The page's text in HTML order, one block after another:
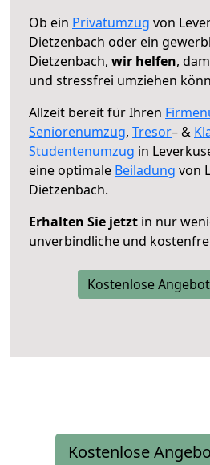
Ob ein Privatumzug von
Dietzenbach oder ein
Dietzenbach, wir helfen,
und stressfrei umziehen
Allzeit bereit für Ihren
Seniorenumzug, Tresor– &
Studentenumzug in
eine optimale Beiladung von
Dietzenbach.
Erhalten Sie jetzt in nur
unverbindliche und
Kostenlose
Kostenlose